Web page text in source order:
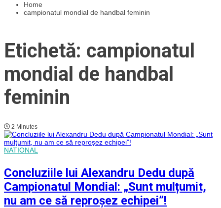
Home
campionatul mondial de handbal feminin
Etichetă: campionatul
mondial de handbal
feminin
2 Minutes
NATIONAL
Concluziile lui Alexandru Dedu după
Campionatul Mondial: „Sunt mulțumit,
nu am ce să reproșez echipei”!